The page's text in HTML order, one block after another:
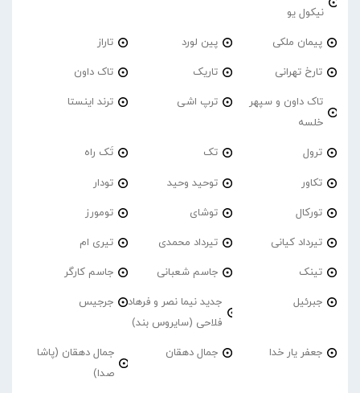
نیکول یو
پیمان ملکی پین لورد تاراز
تارخ تهرانی تاریک تاک داون
تاک داون و سپهر
خلسه
ترپ اشی ترند اینستا
ترول تک تَک راه
تکاور توحید وحید تودار
تورکال توشای تومورز
تیرداد کیانی تیرداد محمدی تیری ام
تینک جاسم شعبانی جاسم کارگر
جبرئیل
جدید نیما نصر و فرهاد
فلاحی (سایروس بند)
جرجیس
جعفر یار خدا جمال دهقان
جمال دهقان (پاشا
صدا)